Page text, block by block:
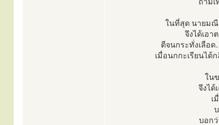
ถาม
ในที่สุด นายมณี
จึงได้เอา
ตีจนกระทั่งเลือ
เมื่อนกกะเรียนได้
ใน
จึงได้
เ
บอก